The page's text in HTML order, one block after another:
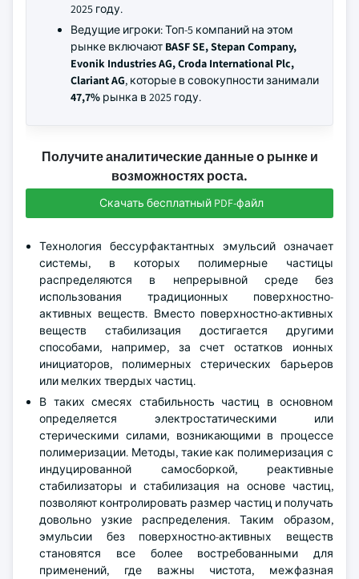
2025 году.
Ведущие игроки: Топ-5 компаний на этом
рынке включают BASF SE, Stepan Company,
Evonik Industries AG, Croda International Plc,
Clariant AG, которые в совокупности занимали
47,7% рынка в 2025 году.
Получите аналитические данные о рынке и
возможностях роста.
Скачать бесплатный PDF-файл
Технология бессурфактантных эмульсий означает
системы, в которых полимерные частицы
распределяются в непрерывной среде без
использования традиционных поверхностно-
активных веществ. Вместо поверхностно-активных
веществ стабилизация достигается другими
способами, например, за счет остатков ионных
инициаторов, полимерных стерических барьеров
или мелких твердых частиц.
В таких смесях стабильность частиц в основном
определяется электростатическими или
стерическими силами, возникающими в процессе
полимеризации. Методы, такие как полимеризация с
индуцированной самосборкой, реактивные
стабилизаторы и стабилизация на основе частиц,
позволяют контролировать размер частиц и получать
довольно узкие распределения. Таким образом,
эмульсии без поверхностно-активных веществ
становятся все более востребованными для
применений, где важны чистота, межфазная